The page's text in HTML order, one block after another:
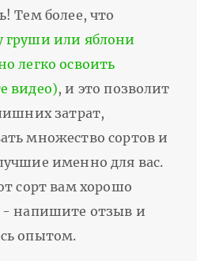
Тем более, что
груши или яблони
легко освоить
видео), и это позволит
затрат,
множество сортов и
именно для вас.
сорт вам хорошо
- напишите отзыв и
опытом.